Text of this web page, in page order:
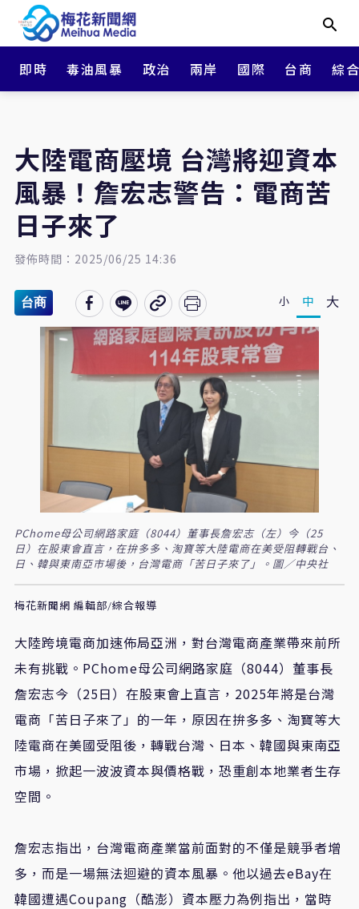
即時 毒油風暴 政治 兩岸 國際 台商 綜
大陸電商壓境 台灣將迎資本
風暴！詹宏志警告：電商苦
日子來了
發佈時間：2025/06/25 14:36
台商 小 中 大
PChome母公司網路家庭（8044）董事長詹宏志（左）今（25
日）在股東會直言，在拚多多、淘寶等大陸電商在美受阻轉戰台、
日、韓與東南亞市場後，台灣電商「苦日子來了」。圖／中央社
梅花新聞網 編輯部/綜合報導
大陸跨境電商加速佈局亞洲，對台灣電商產業帶來前所
未有挑戰。PChome母公司網路家庭（8044）董事長
詹宏志今（25日）在股東會上直言，2025年將是台灣
電商「苦日子來了」的一年，原因在拚多多、淘寶等大
陸電商在美國受阻後，轉戰台灣、日本、韓國與東南亞
市場，掀起一波波資本與價格戰，恐重創本地業者生存
空間。
詹宏志指出，台灣電商產業當前面對的不僅是競爭者增
多，而是一場無法迴避的資本風暴。他以過去eBay在
韓國遭遇Coupang（酷澎）資本壓力為例指出，當時